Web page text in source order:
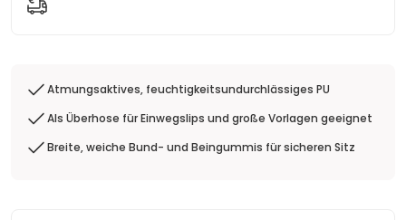
Atmungsaktives, feuchtigkeitsundurchlässiges PU
Als Überhose für Einwegslips und große Vorlagen geeignet
Breite, weiche Bund- und Beingummis für sicheren Sitz